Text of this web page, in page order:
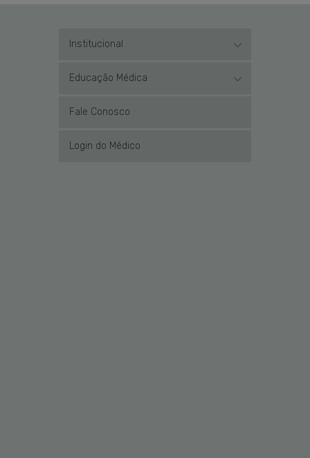
Institucional
Educação Médica
Fale Conosco
Login do Médico